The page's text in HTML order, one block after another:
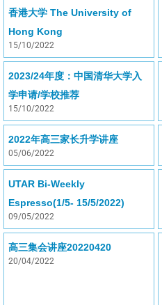
香港大学 The University of
Hong Kong
15/10/2022
2023/24年度：中国清华大学入
学申请/学校推荐
15/10/2022
2022年高三家长升学讲座
05/06/2022
UTAR Bi-Weekly
Espresso(1/5- 15/5/2022)
09/05/2022
高三集会讲座20220420
20/04/2022